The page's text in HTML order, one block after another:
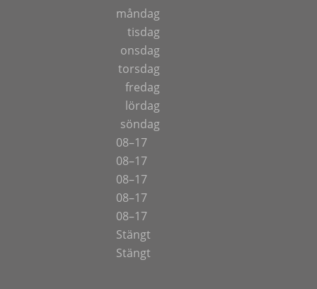
måndag
tisdag
onsdag
torsdag
fredag
lördag
söndag
08–17
08–17
08–17
08–17
08–17
Stängt
Stängt